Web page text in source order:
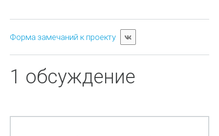
Форма замечаний к проекту
1 обсуждение